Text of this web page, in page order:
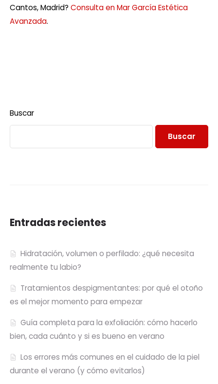
Cantos, Madrid? Consulta en Mar García Estética
Avanzada.
Buscar
Buscar
Entradas recientes
Hidratación, volumen o perfilado: ¿qué necesita
realmente tu labio?
Tratamientos despigmentantes: por qué el otoño
es el mejor momento para empezar
Guía completa para la exfoliación: cómo hacerlo
bien, cada cuánto y si es bueno en verano
Los errores más comunes en el cuidado de la piel
durante el verano (y cómo evitarlos)